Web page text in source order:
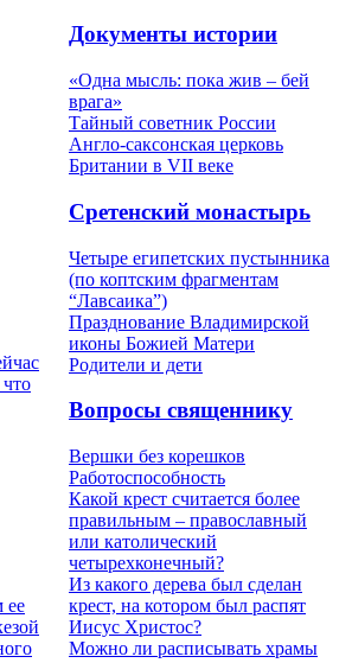
ее
Документы истории
«Одна мысль: пока жив – бей
врага»
Тайный советник России
Англо-саксонская церковь
Британии в VII веке
Сретенский монастырь
Четыре египетских пустынника
(по коптским фрагментам
“Лавсаика”)
Празднование Владимирской
иконы Божией Матери
Родители и дети
Вопросы священнику
Вершки без корешков
Работоспособность
Какой крест считается более
правильным – православный
или католический
четырехконечный?
Из какого дерева был сделан
крест, на котором был распят
Иисус Христос?
Можно ли расписывать храмы